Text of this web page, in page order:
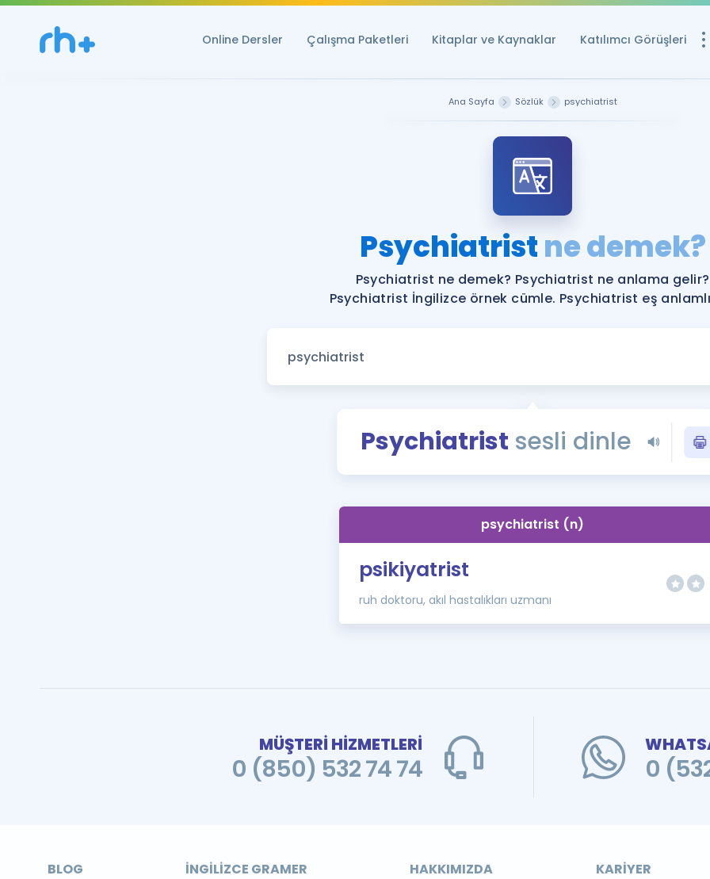
Online Dersler Çalışma Paketleri Kitaplar ve Kaynaklar Katılımcı Görüşleri
Ücretsiz
YDS ve YÖKDİL
YDS ve
Tüm ÖSYM
Blog
YDS - YÖKDİL
İngilizce
Ana Sayfa Sözlük psychiatrist
Psychiatristne demek?
Psychiatrist ne demek? Psychiatrist ne anlama gelir?
Psychiatrist İngilizce örnek cümle. Psychiatrist eş
Psychiatrist sesli dinle
psychiatrist (n)
psikiyatrist
ruh doktoru, akıl hastalıkları uzmanı
MÜŞTERİ HİZMETLERİ
0 (850) 532 74 74 0
BLOG İNGILIZCE GRAMER HAKKIMIZDA KARIYER